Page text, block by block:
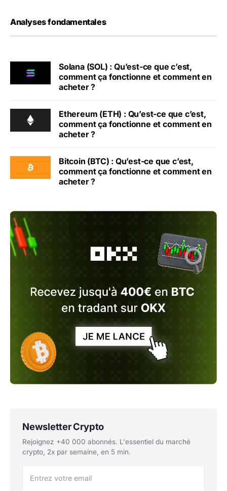
Analyses fondamentales
Solana (SOL) : Qu’est-ce que c’est,
comment ça fonctionne et comment en
acheter ?
Ethereum (ETH) : Qu’est-ce que c’est,
comment ça fonctionne et comment en
acheter ?
Bitcoin (BTC) : Qu’est-ce que c’est,
comment ça fonctionne et comment en
acheter ?
Newsletter Crypto
Rejoignez +40 000 abonnés. L'essentiel du marché
crypto, 2x par semaine, en 5 min.